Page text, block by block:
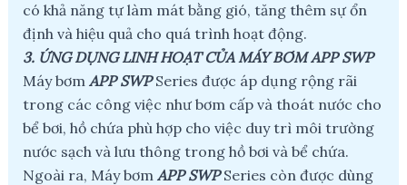
có khả năng tự làm mát bằng gió, tăng thêm sự ổn
định và hiệu quả cho quá trình hoạt động.
3. ỨNG DỤNG LINH HOẠT CỦA MÁY BƠM APP SWP
Máy bơm APP SWPSeries được áp dụng rộng rãi
trong các công việc như bơm cấp và thoát nước cho
bể bơi, hồ chứa phù hợp cho việc duy trì môi trường
nước sạch và lưu thông trong hồ bơi và bể chứa.
Ngoài ra, Máy bơm APP SWPSeries còn được dùng